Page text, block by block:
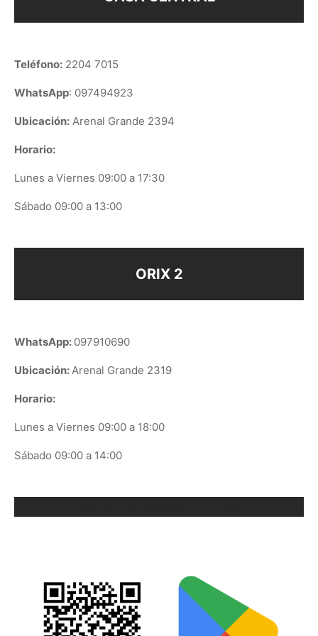
Teléfono: 2204 7015
WhatsApp: 097494923
Ubicación: Arenal Grande 2394
Horario:
Lunes a Viernes 09:00 a 17:30
Sábado 09:00 a 13:00
ORIX 2
WhatsApp: 097910690
Ubicación:Arenal Grande 2319
Horario:
Lunes a Viernes 09:00 a 18:00
Sábado 09:00 a 14:00